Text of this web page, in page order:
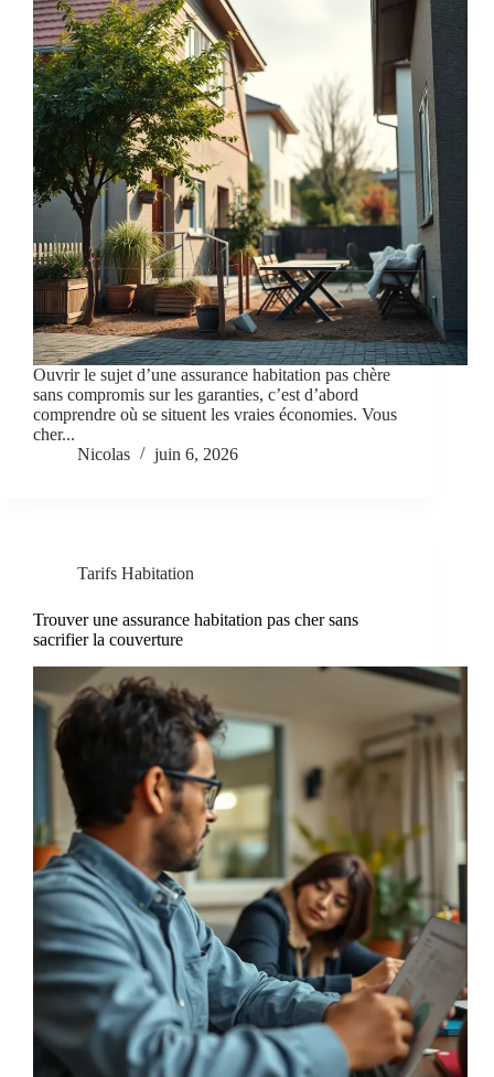
Ouvrir le sujet d’une assurance habitation pas chère
sans compromis sur les garanties, c’est d’abord
comprendre où se situent les vraies économies. Vous
cher...
Nicolas
juin 6, 2026
Tarifs Habitation
Trouver une assurance habitation pas cher sans
sacrifier la couverture